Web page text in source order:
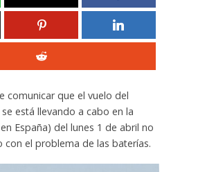
comunicar que el vuelo del
está llevando a cabo en la
España) del lunes 1 de abril no
con el problema de las baterías.